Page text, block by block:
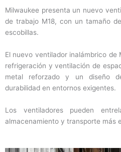
Milwaukee presenta un nuevo
de trabajo M18, con un tamaño
escobillas.
El nuevo ventilador inalámbrico de
refrigeración y ventilación de
metal reforzado y un diseño
durabilidad en entornos exigentes.
Los ventiladores pueden
almacenamiento y transporte más